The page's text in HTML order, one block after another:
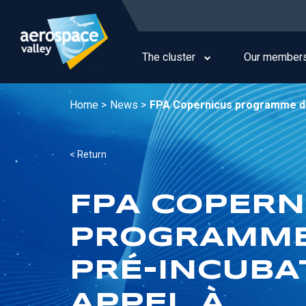
main
content
navigation
The cluster Our
Home > News > FPA Copernicus programme
< Return
FPA
PRÉ-